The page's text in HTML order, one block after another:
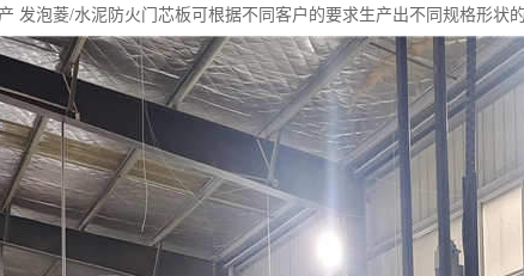
发泡菱/水泥防火门芯板可根据不同客户的要求生产出不同规格形状